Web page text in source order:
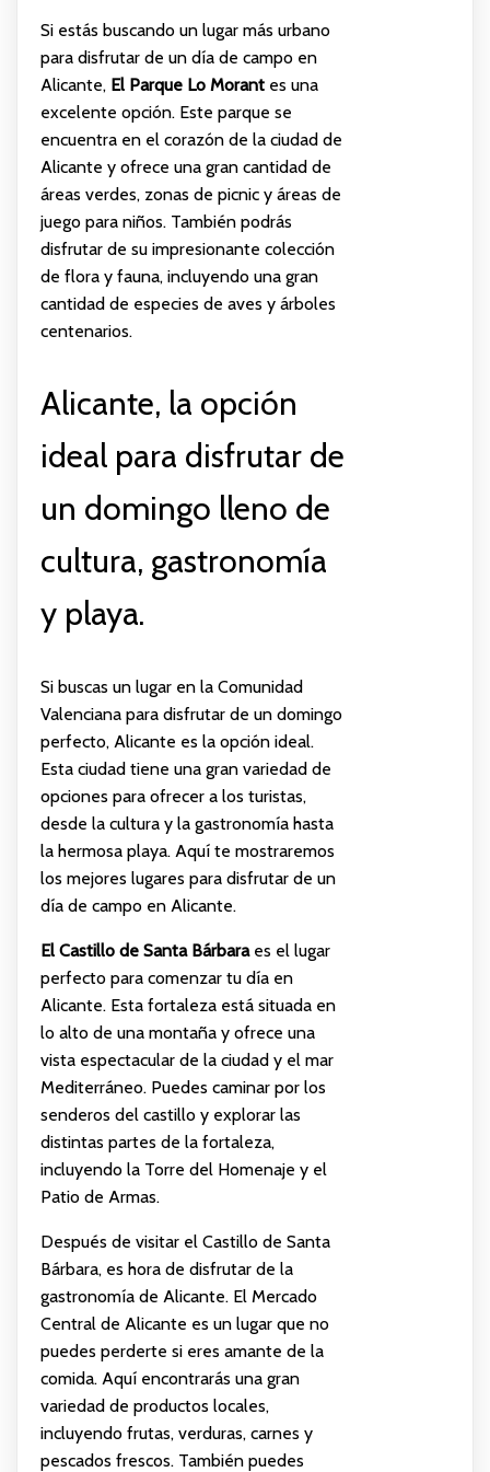
Si estás buscando un lugar más urbano
para disfrutar de un día de campo en
Alicante, El Parque Lo Morantes una
excelente opción. Este parque se
encuentra en el corazón de la ciudad de
Alicante y ofrece una gran cantidad de
áreas verdes, zonas de picnic y áreas de
juego para niños. También podrás
disfrutar de su impresionante colección
de flora y fauna, incluyendo una gran
cantidad de especies de aves y árboles
centenarios.
Alicante, la opción
ideal para disfrutar de
un domingo lleno de
cultura, gastronomía
y playa.
Si buscas un lugar en la Comunidad
Valenciana para disfrutar de un domingo
perfecto, Alicante es la opción ideal.
Esta ciudad tiene una gran variedad de
opciones para ofrecer a los turistas,
desde la cultura y la gastronomía hasta
la hermosa playa. Aquí te mostraremos
los mejores lugares para disfrutar de un
día de campo en Alicante.
El Castillo de Santa Bárbaraes el lugar
perfecto para comenzar tu día en
Alicante. Esta fortaleza está situada en
lo alto de una montaña y ofrece una
vista espectacular de la ciudad y el mar
Mediterráneo. Puedes caminar por los
senderos del castillo y explorar las
distintas partes de la fortaleza,
incluyendo la Torre del Homenaje y el
Patio de Armas.
Después de visitar el Castillo de Santa
Bárbara, es hora de disfrutar de la
gastronomía de Alicante. El Mercado
Central de Alicante es un lugar que no
puedes perderte si eres amante de la
comida. Aquí encontrarás una gran
variedad de productos locales,
incluyendo frutas, verduras, carnes y
pescados frescos. También puedes